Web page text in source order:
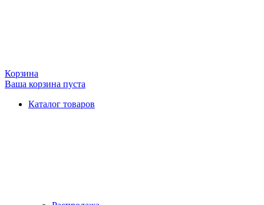
Корзина
Ваша корзина пуста
Каталог товаров